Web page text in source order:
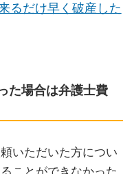
るだけ早く破産した
た場合は弁護士費
いただいた方につい
ことができなかった